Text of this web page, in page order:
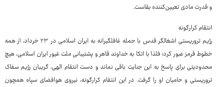
و قدرت مادی تعیین‌کننده بقاست.
انتقام کرارگونه
رژیم تروریستی اشغالگر قدس با حمله غافلگیرانه به ایران اسلامی در ۲۳ خرداد، از همه
خطوط قرمز عبور کرد؛ فلذا با اتکا به خداوند قاهر و پشتیبانی ملت غیور ایران اسلامی، هیچ
محدودیتی برای پاسخ به این جنایت باقی نماند و دست انتقام الهی، گریبان رژیم سفاک
تروریستی و حامیان او را گرفت. در این انتقام کرارگونه، نیروی هوافضای سپاه همچون